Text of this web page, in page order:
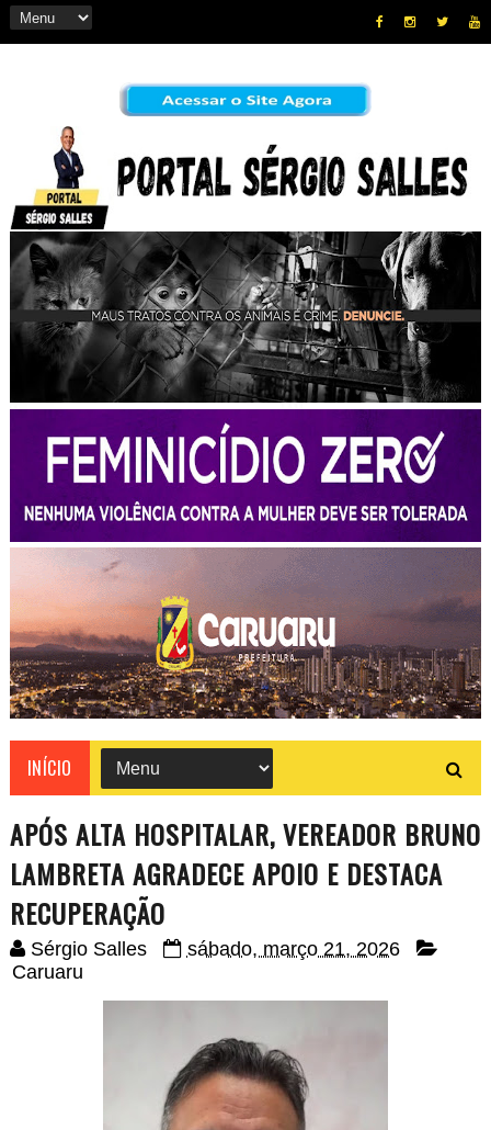
INÍCIO
APÓS ALTA HOSPITALAR, VEREADOR BRUNO
LAMBRETA AGRADECE APOIO E DESTACA
RECUPERAÇÃO
Sérgio Salles
sábado, março 21, 2026
Caruaru